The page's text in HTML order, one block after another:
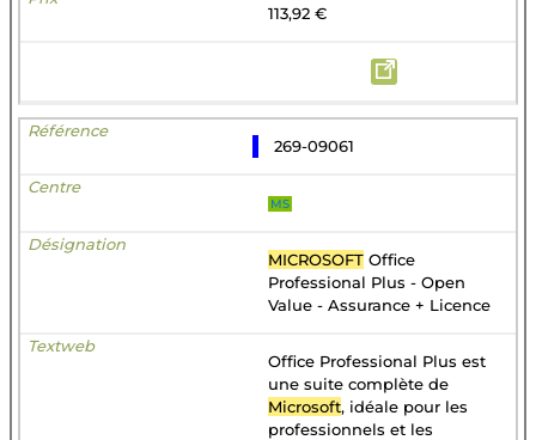
113,92 €
269-09061
MS
MICROSOFT Office
Professional Plus - Open
Value - Assurance + Licence
Office Professional Plus est
une suite complète de
Microsoft, idéale pour les
professionnels et les